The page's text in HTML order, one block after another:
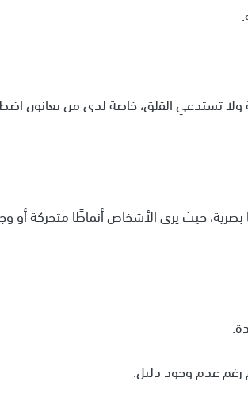
تستدعي القلق، خاصة لدى من يعانون
غالبًا قصيرة الأمد، وحوالي 86% منها بصرية، حيث يرى الأشخاص أنماطًا
رغم عدم وجود دليل.